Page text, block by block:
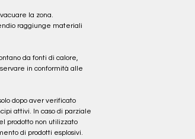
la zona.
raggiunge materiali
da fonti di calore,
in conformità alle
dopo aver verificato
attivi. In caso di parziale
prodotto non utilizzato
di prodotti esplosivi.